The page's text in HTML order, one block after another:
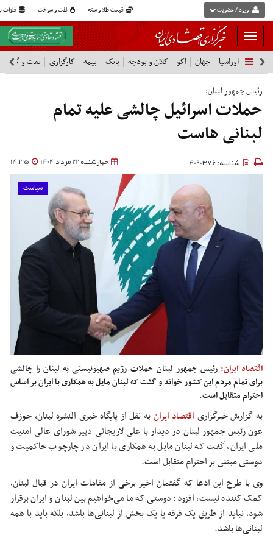
قیمت طلا و سکه نفت و سوخت فلزات ورود / عضویت
بار
و
بسته
نمودن
فهرست
اوراسیا جهان اکو کلان و بودجه بانک بیمه کارگزاری نفت و گاز
رئیس جمهور لبنان:
حملات اسرائیل چالشی علیه تمام
لبنانی هاست
چهارشنبه 22 مرداد 1404 14:35 شناسه: 4090376
سیاست
اقتصاد ایران: رئیس جمهور لبنان حملات رژیم صهیونیستی به لبنان را چالشی
برای تمام مردم این کشور خواند و گفت که لبنان مایل به همکاری با ایران بر اساس
احترام متقابل است.
به گزارش خبرگزاری اقتصاد ایرانبه نقل از پایگاه خبری النشره لبنان، جوزف
عون رئیس جمهور لبنان در دیدار با علی لاریجانی دبیر شورای عالی امنیت
ملی ایران، گفت که لبنان مایل به همکاری با ایران در چارچوب حاکمیت و
دوستی مبتنی بر احترام متقابل است.
وی با طرح این ادعا که گفتمان اخیر برخی از مقامات ایران در قبال لبنان،
کمک کننده نیست، افزود: دوستی که ما می‌خواهیم بین لبنان و ایران برقرار
شود، نباید از طریق یک فرقه یا یک بخش از لبنانی‌ها باشد، بلکه باید با همه
لبنانی‌ها باشد.